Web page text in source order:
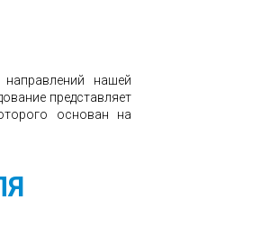
нашей
представляет
основан на